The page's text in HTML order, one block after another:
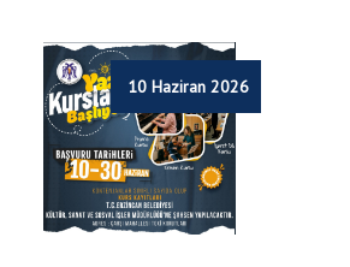
Anasayfa / Etkinlikler / ŞEHİTLERİMİZ İÇİN
10 Haziran 2026